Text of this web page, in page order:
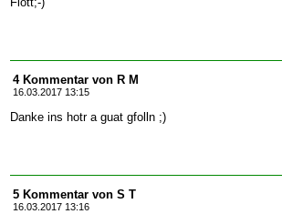
4 Kommentar von R M
16.03.2017 13:15
Danke ins hotr a guat gfolln ;)
5 Kommentar von S T
16.03.2017 13:16